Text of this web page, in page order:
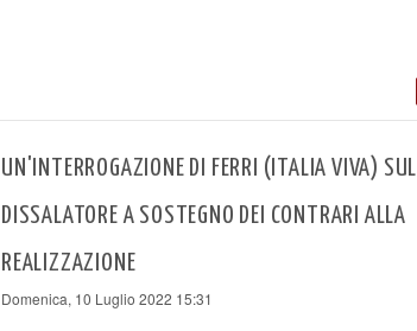
UN'INTERROGAZIONE DI FERRI (ITALIA VIVA) SUL
DISSALATORE A SOSTEGNO DEI CONTRARI ALLA
REALIZZAZIONE
Domenica, 10 Luglio 2022 15:31